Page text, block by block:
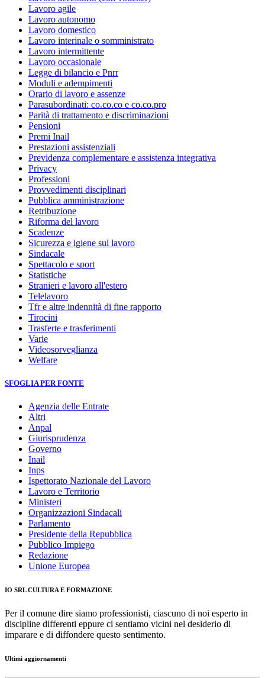
Lavoro agile
Lavoro autonomo
Lavoro domestico
Lavoro interinale o somministrato
Lavoro intermittente
Lavoro occasionale
Legge di bilancio e Pnrr
Moduli e adempimenti
Orario di lavoro e assenze
Parasubordinati: co.co.co e co.co.pro
Parità di trattamento e discriminazioni
Pensioni
Premi Inail
Prestazioni assistenziali
Previdenza complementare e assistenza integrativa
Privacy
Professioni
Provvedimenti disciplinari
Pubblica amministrazione
Retribuzione
Riforma del lavoro
Scadenze
Sicurezza e igiene sul lavoro
Sindacale
Spettacolo e sport
Statistiche
Stranieri e lavoro all'estero
Telelavoro
Tfr e altre indennità di fine rapporto
Tirocini
Trasferte e trasferimenti
Varie
Videosorveglianza
Welfare
SFOGLIA PER FONTE
Agenzia delle Entrate
Altri
Anpal
Giurisprudenza
Governo
Inail
Inps
Ispettorato Nazionale del Lavoro
Lavoro e Territorio
Ministeri
Organizzazioni Sindacali
Parlamento
Presidente della Repubblica
Pubblico Impiego
Redazione
Unione Europea
IO SRL CULTURA E FORMAZIONE
Per il comune dire siamo professionisti, ciascuno di noi esperto in
discipline differenti eppure ci sentiamo vicini nel desiderio di
imparare e di diffondere questo sentimento.
Ultimi aggiornamenti